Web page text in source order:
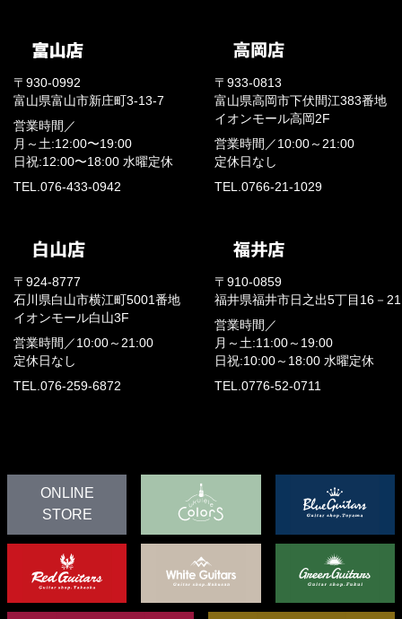
〒930-0992
富山県富山市新庄町3-13-7
営業時間／
月～土:12:00〜19:00
日祝:12:00〜18:00 水曜定休
TEL.076-433-0942
〒933-0813
富山県高岡市下伏間江383番地
イオンモール高岡2F
営業時間／ 10:00～21:00
定休日なし
TEL.0766-21-1029
〒924-8777
石川県白山市横江町5001番地
イオンモール白山3F
営業時間／ 10:00～21:00
定休日なし
TEL.076-259-6872
〒910-0859
福井県福井市日之出5丁目16－21
営業時間／
月～土:11:00～19:00
日祝:10:00～18:00 水曜定休
TEL.0776-52-0711
ONLINE
STORE